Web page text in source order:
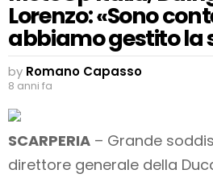
Lorenzo: «Sono
abbiamo gestito la
by Romano Capasso
8 anni fa
SCARPERIA – Grande
direttore generale della